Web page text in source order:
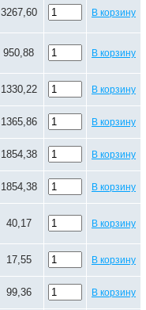
3267,60 В корзину
950,88 В корзину
1330,22 В корзину
1365,86 В корзину
1854,38 В корзину
1854,38 В корзину
40,17 В корзину
17,55 В корзину
99,36 В корзину